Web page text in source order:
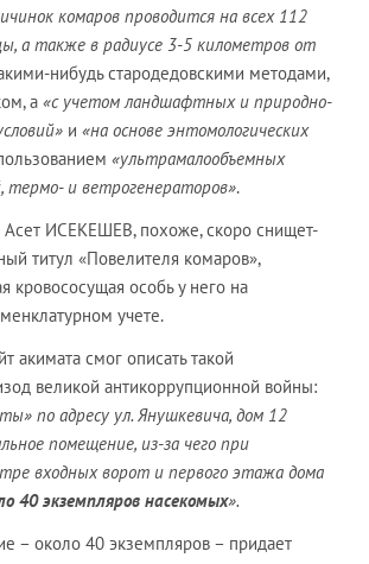
комаров проводится на всех 112
а также в радиусе 3-5 километров от
нибудь стародедовскими методами,
а «с учетом ландшафтных и природно-
и «на основе энтомологических
«ультрамалообъемных
термо- и ветрогенераторов».
Асет ИСЕКЕШЕВ, похоже, скоро снищет-
титул «Повелителя комаров»,
кровососущая особь у него на
учете.
акимата смог описать такой
великой антикоррупционной войны:
по адресу ул. Янушкевича, дом 12
помещение, из-за чего при
входных ворот и первого этажа дома
40 экземпляров насекомых».
– около 40 экземпляров – придает